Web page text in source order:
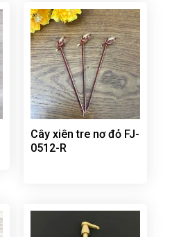
Cây xiên tre nơ đỏ FJ-
0512-R